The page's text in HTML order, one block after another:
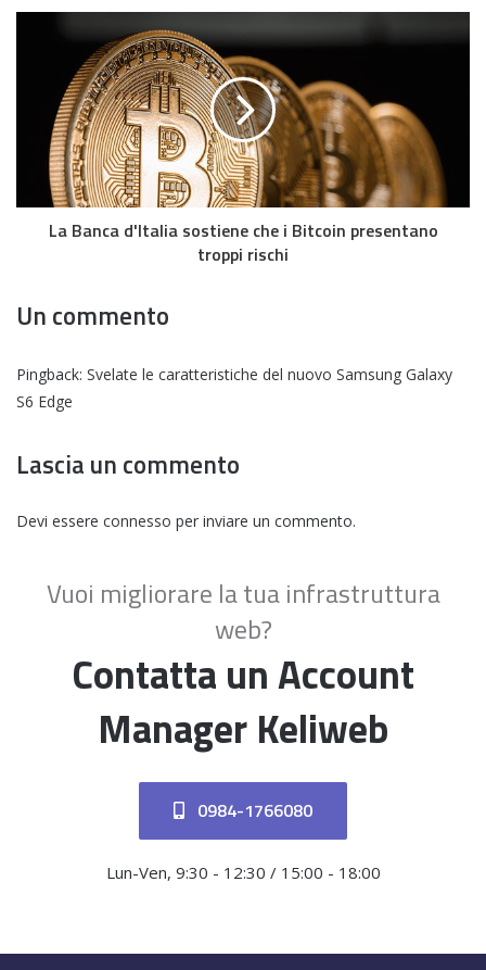
La Banca d'Italia sostiene che i Bitcoin presentano
troppi rischi
Un commento
Pingback: Svelate le caratteristiche del nuovo Samsung Galaxy
S6 Edge
Lascia un commento
Devi essere connesso per inviare un commento.
Vuoi migliorare la tua infrastruttura
web?
Contatta un Account
Manager Keliweb
0984-1766080
Lun-Ven, 9:30 - 12:30 / 15:00 - 18:00